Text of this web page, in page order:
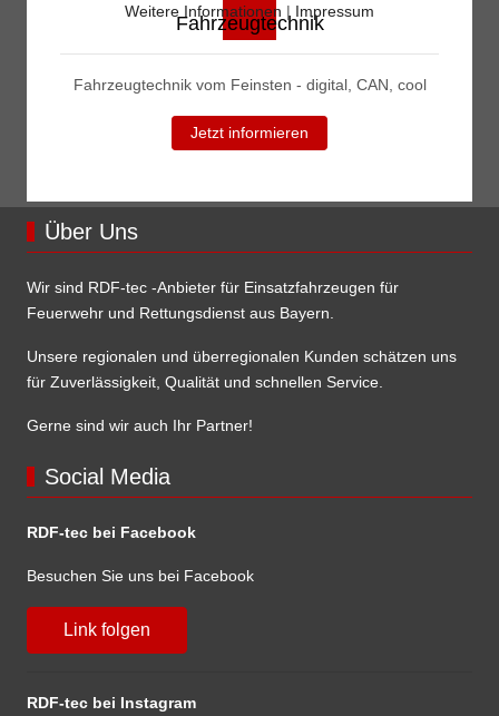
Fahrzeugtechnik
Fahrzeugtechnik vom Feinsten - digital, CAN, cool
Jetzt informieren
Über Uns
Wir sind RDF-tec -Anbieter für Einsatzfahrzeugen für
Feuerwehr und Rettungsdienst aus Bayern.
Unsere regionalen und überregionalen Kunden schätzen uns
für Zuverlässigkeit, Qualität und schnellen Service.
Gerne sind wir auch Ihr Partner!
Social Media
RDF-tec bei Facebook
Besuchen Sie uns bei Facebook
Link folgen
RDF-tec bei Instagram
Weitere Informationen | Impressum